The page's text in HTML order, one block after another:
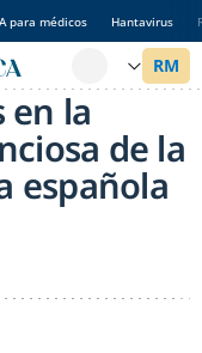
para médicos Hantavirus
en la
de la
española